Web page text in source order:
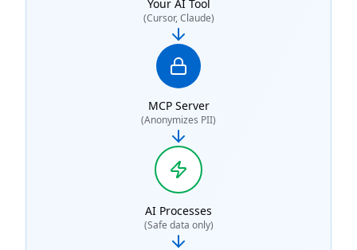
Your AI Tool
(Cursor, Claude)
MCP Server
(Anonymizes PII)
AI Processes
(Safe data only)